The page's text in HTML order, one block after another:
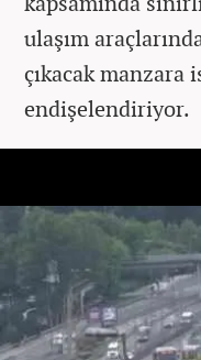
ulaşım
çıkacak manzara
endişelendiriyor.